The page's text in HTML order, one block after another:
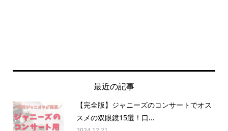
最近の記事
【完全版】ジャニーズのコンサートでオス
スメの双眼鏡15選！口...